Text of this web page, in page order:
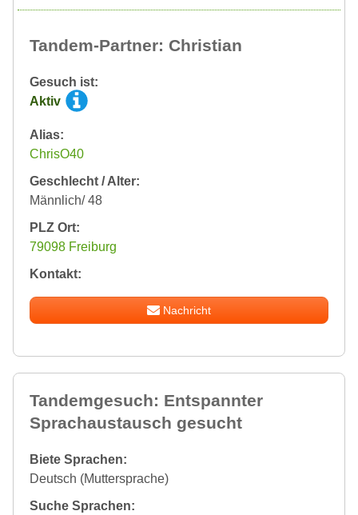
Tandem-Partner: Christian
Gesuch ist:
Aktiv
Alias:
ChrisO40
Geschlecht / Alter:
Männlich/ 48
PLZ Ort:
79098 Freiburg
Kontakt:
Nachricht
Tandemgesuch: Entspannter
Sprachaustausch gesucht
Biete Sprachen:
Deutsch (Muttersprache)
Suche Sprachen: